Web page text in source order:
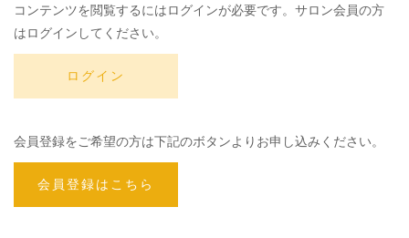
コンテンツを閲覧するにはログインが必要です。サロン会員の方
はログインしてください。
ログイン
会員登録をご希望の方は下記のボタンよりお申し込みください。
会員登録はこちら